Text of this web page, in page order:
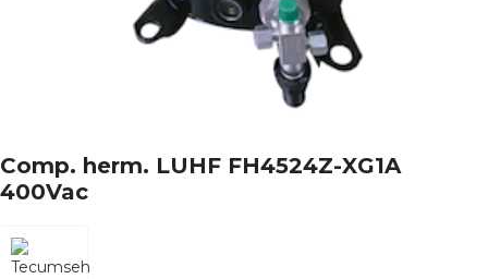
Comp. herm. LUHF FH4524Z-XG1A
400Vac